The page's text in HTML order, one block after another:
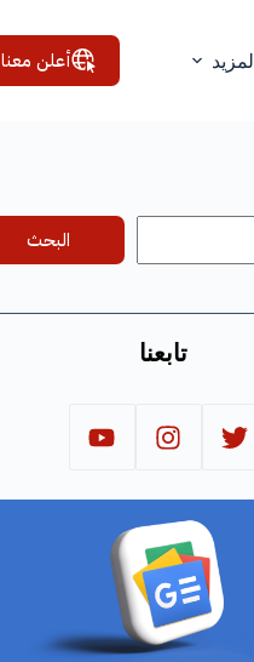
المزيد أعلن معنا
البحث
تابعنا